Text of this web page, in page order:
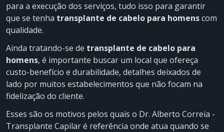
para a execução dos serviços, tudo isso para garantir
que se tenha transplante de cabelo para homenscom
qualidade.
Ainda tratando-se de transplante de cabelo para
homens, é importante buscar um local que ofereça
custo-benefício e durabilidade, detalhes deixados de
lado por muitos estabelecimentos que não focam na
fidelização do cliente.
Esses são os motivos pelos quais o Dr. Alberto Correia -
Transplante Capilar é referência onde atua quando se